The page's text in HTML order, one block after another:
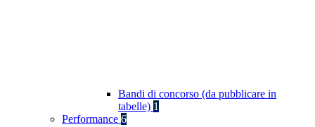
Bandi di concorso (da pubblicare in
tabelle) 1
Performance 6